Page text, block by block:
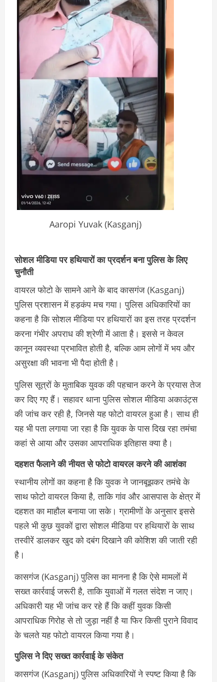
Aaropi Yuvak (Kasganj)
सोशल मीडिया पर हथियारों का प्रदर्शन बना पुलिस के लिए
चुनौती
वायरल फोटो के सामने आने के बाद कासगंज (Kasganj)
पुलिस प्रशासन में हड़कंप मच गया। पुलिस अधिकारियों का
कहना है कि सोशल मीडिया पर हथियारों का इस तरह प्रदर्शन
करना गंभीर अपराध की श्रेणी में आता है। इससे न केवल
कानून व्यवस्था प्रभावित होती है, बल्कि आम लोगों में भय और
असुरक्षा की भावना भी पैदा होती है।
पुलिस सूत्रों के मुताबिक युवक की पहचान करने के प्रयास तेज
कर दिए गए हैं। सहावर थाना पुलिस सोशल मीडिया अकाउंट्स
की जांच कर रही है, जिनसे यह फोटो वायरल हुआ है। साथ ही
यह भी पता लगाया जा रहा है कि युवक के पास दिख रहा तमंचा
कहां से आया और उसका आपराधिक इतिहास क्या है।
दहशत फैलाने की नीयत से फोटो वायरल करने की आशंका
स्थानीय लोगों का कहना है कि युवक ने जानबूझकर तमंचे के
साथ फोटो वायरल किया है, ताकि गांव और आसपास के क्षेत्र में
दहशत का माहौल बनाया जा सके। ग्रामीणों के अनुसार इससे
पहले भी कुछ युवकों द्वारा सोशल मीडिया पर हथियारों के साथ
तस्वीरें डालकर खुद को दबंग दिखाने की कोशिश की जाती रही
है।
कासगंज (Kasganj) पुलिस का मानना है कि ऐसे मामलों में
सख्त कार्रवाई जरूरी है, ताकि युवाओं में गलत संदेश न जाए।
अधिकारी यह भी जांच कर रहे हैं कि कहीं युवक किसी
आपराधिक गिरोह से तो जुड़ा नहीं है या फिर किसी पुराने विवाद
के चलते यह फोटो वायरल किया गया है।
पुलिस ने दिए सख्त कार्रवाई के संकेत
कासगंज (Kasganj) पुलिस अधिकारियों ने स्पष्ट किया है कि